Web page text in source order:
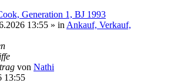
Generation 1, BJ 1993
13:55 » in Ankauf, Verkauf,
von Nathi
13:55